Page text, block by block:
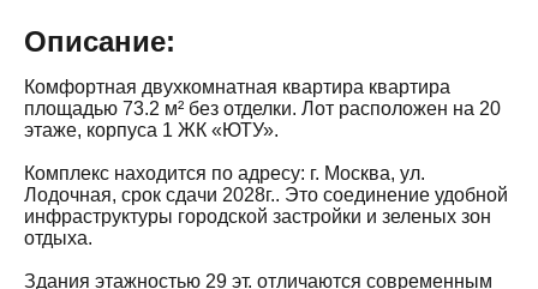
Описание:
Комфортная двухкомнатная квартира квартира
площадью 73.2 м² без отделки. Лот расположен на 20
этаже, корпуса 1 ЖК «ЮТУ».
Комплекс находится по адресу: г. Москва, ул.
Лодочная, срок сдачи 2028г.. Это соединение удобной
инфраструктуры городской застройки и зеленых зон
отдыха.
Здания этажностью 29 эт. отличаются современным